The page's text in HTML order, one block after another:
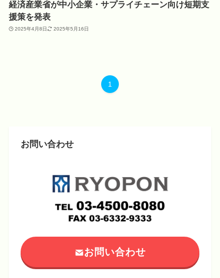
経済産業省が中小企業・サプライチェーン向け短期支
援策を発表
2025年4月8日 2025年5月16日
1
お問い合わせ
お問い合わせ